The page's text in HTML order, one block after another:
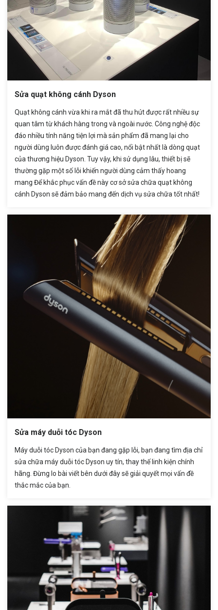
Sửa quạt không cánh Dyson
Quạt không cánh vừa khi ra mắt đã thu hút được rất nhiều sự
quan tâm từ khách hàng trong và ngoài nước. Công nghệ độc
đáo nhiều tính năng tiện lợi mà sản phẩm đã mang lại cho
người dùng luôn được đánh giá cao, nổi bật nhất là dòng quạt
của thương hiệu Dyson. Tuy vậy, khi sử dụng lâu, thiết bị sẽ
thường gặp một số lỗi khiến người dùng cảm thấy hoang
mang Để khắc phục vấn đề này cơ sở sửa chữa quạt không
cánh Dyson sẽ đảm bảo mang đến dịch vụ sửa chữa tốt nhất!
Sửa máy duỗi tóc Dyson
Máy duỗi tóc Dyson của bạn đang gặp lỗi, bạn đang tìm địa chỉ
sửa chữa máy duỗi tóc Dyson uy tín, thay thế linh kiện chính
hãng. Đừng lo bài viết bên dưới đây sẽ giải quyết mọi vấn đề
thắc mắc của bạn.